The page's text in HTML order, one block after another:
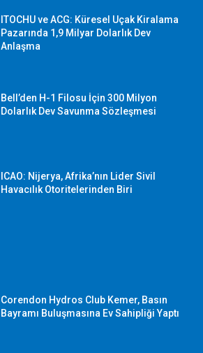
ITOCHU ve ACG: Küresel Uçak Kiralama
Pazarında 1,9 Milyar Dolarlık Dev
Anlaşma
Bell’den H-1 Filosu İçin 300 Milyon
Dolarlık Dev Savunma Sözleşmesi
ICAO: Nijerya, Afrika’nın Lider Sivil
Havacılık Otoritelerinden Biri
Corendon Hydros Club Kemer, Basın
Bayramı Buluşmasına Ev Sahipliği Yaptı